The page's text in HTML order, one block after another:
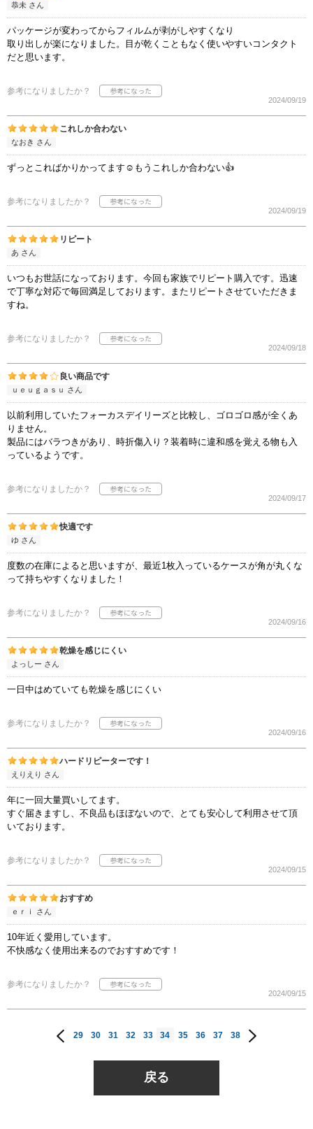
恭未 さん
パッケージが変わってからフィルムが剥がしやすくなり
取り出しが楽になりました。目が乾くこともなく使いやすいコンタクト
だと思います。
参考になりましたか？
2024/09/19
これしか合わない
なおき さん
ずっとこればかりかってます☺もうこれしか合わない👍
参考になりましたか？
2024/09/19
リピート
あ さん
いつもお世話になっております。今回も家族でリピート購入です。迅速
で丁寧な対応で毎回満足しております。またリピートさせていただきま
すね。
参考になりましたか？
2024/09/18
良い商品です
ｕｅｕｇａｓｕ さん
以前利用していたフォーカスデイリーズと比較し、ゴロゴロ感が全くあ
りません。
製品にはバラつきがあり、時折傷入り？装着時に違和感を覚える物も入
っているようです。
参考になりましたか？
2024/09/17
快適です
ゆ さん
度数の在庫によると思いますが、最近1枚入っているケースが角が丸くな
って持ちやすくなりました！
参考になりましたか？
2024/09/16
乾燥を感じにくい
よっしー さん
一日中はめていても乾燥を感じにくい
参考になりましたか？
2024/09/16
ハードリピーターです！
えりえり さん
年に一回大量買いしてます。
すぐ届きますし、不良品もほぼないので、とても安心して利用させて頂
いております。
参考になりましたか？
2024/09/15
おすすめ
ｅｒｉ さん
10年近く愛用しています。
不快感なく使用出来るのでおすすめです！
参考になりましたか？
2024/09/15
29 30 31 32 33 34 35 36 37 38
戻る